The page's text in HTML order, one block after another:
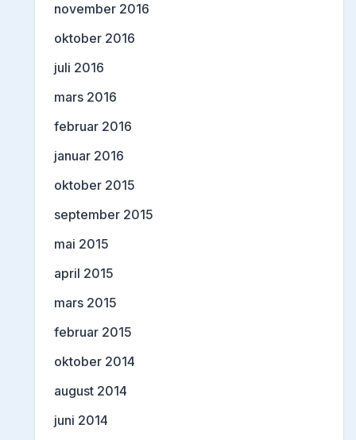
november 2016
oktober 2016
juli 2016
mars 2016
februar 2016
januar 2016
oktober 2015
september 2015
mai 2015
april 2015
mars 2015
februar 2015
oktober 2014
august 2014
juni 2014